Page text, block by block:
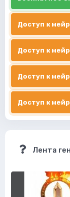
Доступ к
Доступ к
Доступ к
Доступ к
Лента